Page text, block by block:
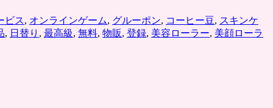
ビス, オンラインゲーム, グルーポン, コーヒー豆, スキンケ
, 日替り , 最高級, 無料, 物販, 登録, 美容ローラー, 美顔ローラ